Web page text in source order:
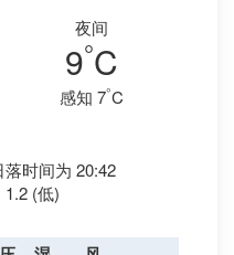
夜间
9°C
感知 7°C
落时间为 20:42
(低)